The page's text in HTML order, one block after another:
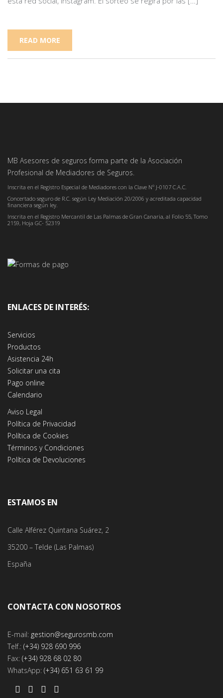
READ MORE
MB Asesores de seguros forma parte de la Asociación
Profesional de Mediadores de Seguros.
Inscrita en el Registro Especial de Mediadores con la Clave Nº J-0107 C.A.C.
Concertado seguro de R.C. según Ley Mediación 20/2006 y acreditada capacidad
financiera según ley.
Inscrita en el Registro Mercantil de Las Palmas de Gran Canaria, al Folio 55, Tomo
2159, Hoja GC- 52319
ENLACES DE INTERÉS:
Servicios
Productos
Asistencia 24h
Solicitar una cita
Pago online
Calendario
Aviso Legal
Política de Privacidad
Política de Cookies
Términos y Condiciones
Política de Devoluciones
ESTAMOS EN
Calle Alférez Quintana Suárez, 2
35200 – Telde (Las Palmas)
España
CONTACTA CON NOSOTROS
E-mail: gestion@segurosmb.com
Telf.: (+34) 928 690 996
Fax: (+34) 928 68 02 80
WhatsApp: (+34) 651 63 61 99